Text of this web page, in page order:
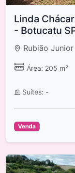
Linda
- Botucatu
Rubião
Área: 205 m²
Suítes: -
Venda